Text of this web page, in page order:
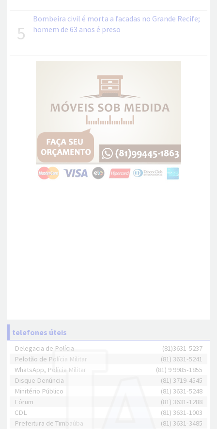
5
Bombeira civil é morta a facadas no Grande Recife;
homem de 63 anos é preso
telefones úteis
Delegacia de Polícia
(81)3631-5237
Pelotão de Polícia Militar
(81) 3631-5241
WhatsApp, Polícia Militar
(81) 9 9985-1855
Disque Denúncia
(81) 3719-4545
Minitério Público
(81) 3631-5248
Fórum
(81) 3631-1288
CDL
(81) 3631-1003
Prefeitura de Timbaúba
(81) 3631-3485